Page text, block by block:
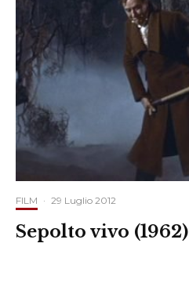
FILM · 29 Luglio 2012
Sepolto vivo (1962)